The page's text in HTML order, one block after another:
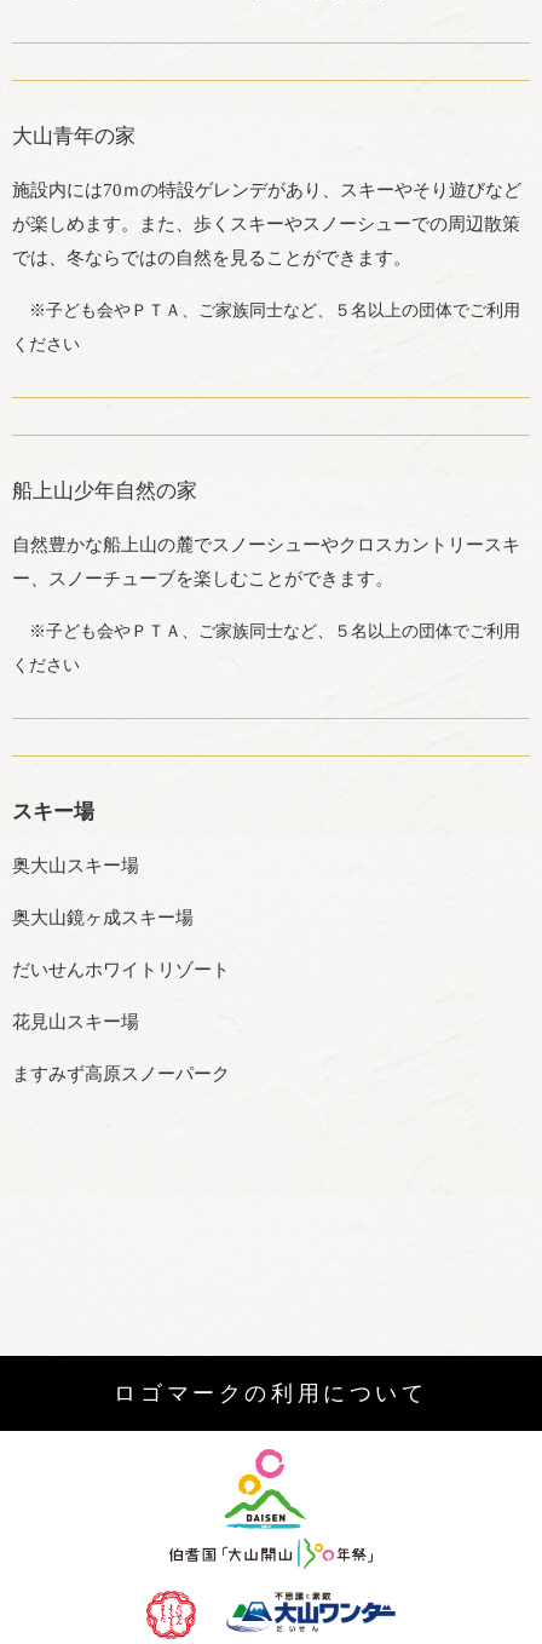
大山青年の家
施設内には70ｍの特設ゲレンデがあり、スキーやそり遊びなど
が楽しめます。また、歩くスキーやスノーシューでの周辺散策
では、冬ならではの自然を見ることができます。
※子ども会やＰＴＡ、ご家族同士など、５名以上の団体でご利用
ください
船上山少年自然の家
自然豊かな船上山の麓でスノーシューやクロスカントリースキ
ー、スノーチューブを楽しむことができます。
※子ども会やＰＴＡ、ご家族同士など、５名以上の団体でご利用
ください
スキー場
奥大山スキー場
奥大山鏡ヶ成スキー場
だいせんホワイトリゾート
花見山スキー場
ますみず高原スノーパーク
ロゴマークの利用について